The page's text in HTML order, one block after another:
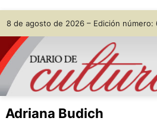
Skip
to
content
8 de agosto de 2026 – Edición número:
Adriana Budich